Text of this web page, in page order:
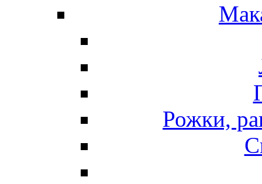
Рожки,